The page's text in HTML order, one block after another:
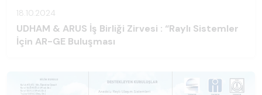
18.10.2024
UDHAM & ARUS İş Birliği Zirvesi : “Raylı Sistemler
İçin AR-GE Buluşması